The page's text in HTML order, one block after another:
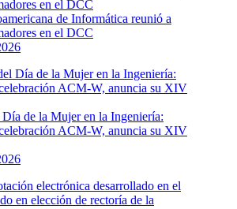
de Informática reunió a
en el DCC
de la Mujer en la Ingeniería:
ACM-W, anuncia su XIV